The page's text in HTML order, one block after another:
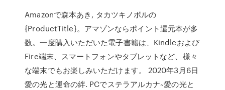
Amazonで森本あき, タカツキノボルの
{ProductTitle}。アマゾンならポイント還元本が多
数。一度購入いただいた電子書籍は、Kindleおよび
Fire端末、スマートフォンやタブレットなど、様々
な端末でもお楽しみいただけます。 2020年3月6日
愛の光と運命の絆. PCでステラアルカナ~愛の光と